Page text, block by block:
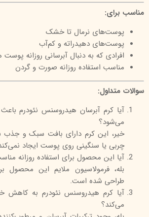
مناسب برای:
پوست‌های نرمال تا خشک
پوست‌های دهیدراته و کم‌آب
افرادی که به دنبال آبرسانی روزانه
مناسب استفاده روزانه صورت و گردن
سوالات متداول:
آیا کرم آبرسان هیدروسنس نئودرم
می‌شود؟
خیر، این کرم دارای بافت سبک و
چربی یا سنگینی روی پوست ایجاد
آیا این محصول برای استفاده روزانه
بله، فرمولاسیون ملایم این محصول
طراحی شده است.
آیا کرم هیدروسنس نئودرم به
می‌کند؟